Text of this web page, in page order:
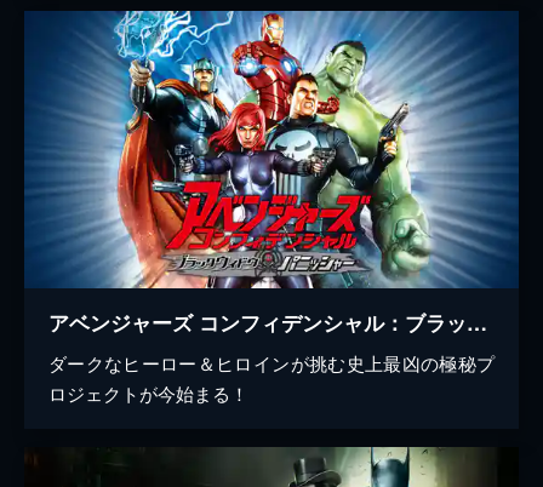
アベンジャーズ コンフィデンシャル：ブラック・ウィドウ＆パニッシャー
ダークなヒーロー＆ヒロインが挑む史上最凶の極秘プ
ロジェクトが今始まる！